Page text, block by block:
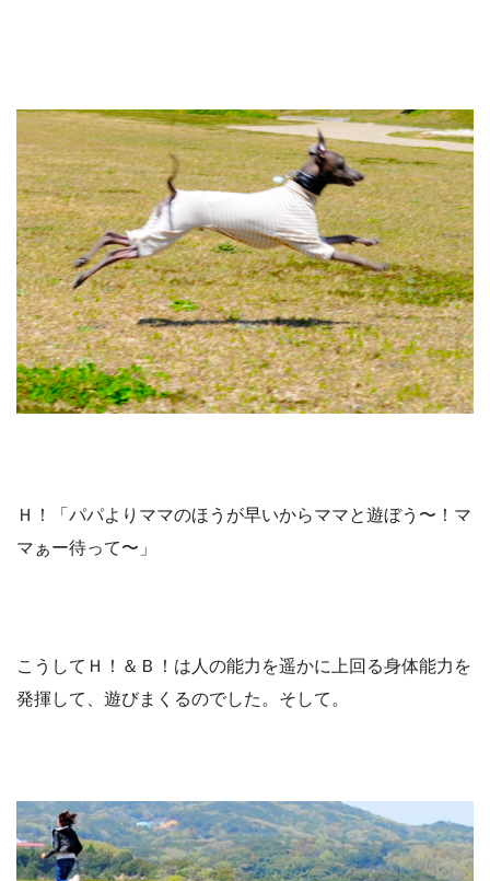
Ｈ！「パパよりママのほうが早いからママと遊ぼう〜！マ
マぁー待って〜」
こうしてＨ！＆Ｂ！は人の能力を遥かに上回る身体能力を
発揮して、遊びまくるのでした。そして。